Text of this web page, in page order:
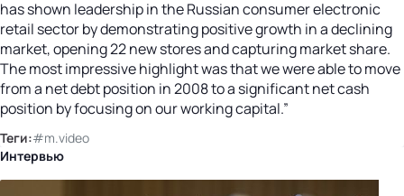
has shown leadership in the Russian consumer electronic
retail sector by demonstrating positive growth in a declining
market, opening 22 new stores and capturing market share.
The most impressive highlight was that we were able to move
from a net debt position in 2008 to a significant net cash
position by focusing on our working capital.”
Теги:#m.video
Интервью